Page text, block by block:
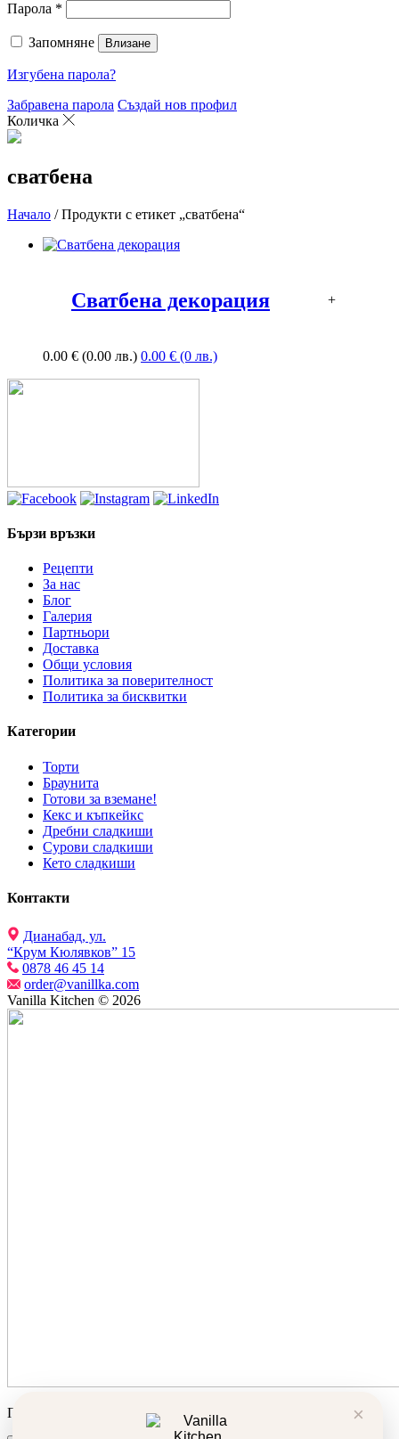
Парола *
Запомняне Влизане
Изгубена парола?
Забравена парола Създай нов профил
Количка
сватбена
Начало / Продукти с етикет „сватбена“
Сватбена декорация +
0.00 € (0.00 лв.) 0.00 € (0 лв.)
Бързи връзки
Рецепти
За нас
Блог
Галерия
Партньори
Доставка
Общи условия
Политика за поверителност
Политика за бисквитки
Категории
Торти
Браунита
Готови за вземане!
Кекс и къпкейкс
Дребни сладкиши
Сурови сладкиши
Кето сладкиши
Контакти
Дианабад, ул.
“Крум Кюлявков” 15
0878 46 45 14
order@vanillka.com
Vanilla Kitchen © 2026
×
Продуктът беше добавен в количката ви!